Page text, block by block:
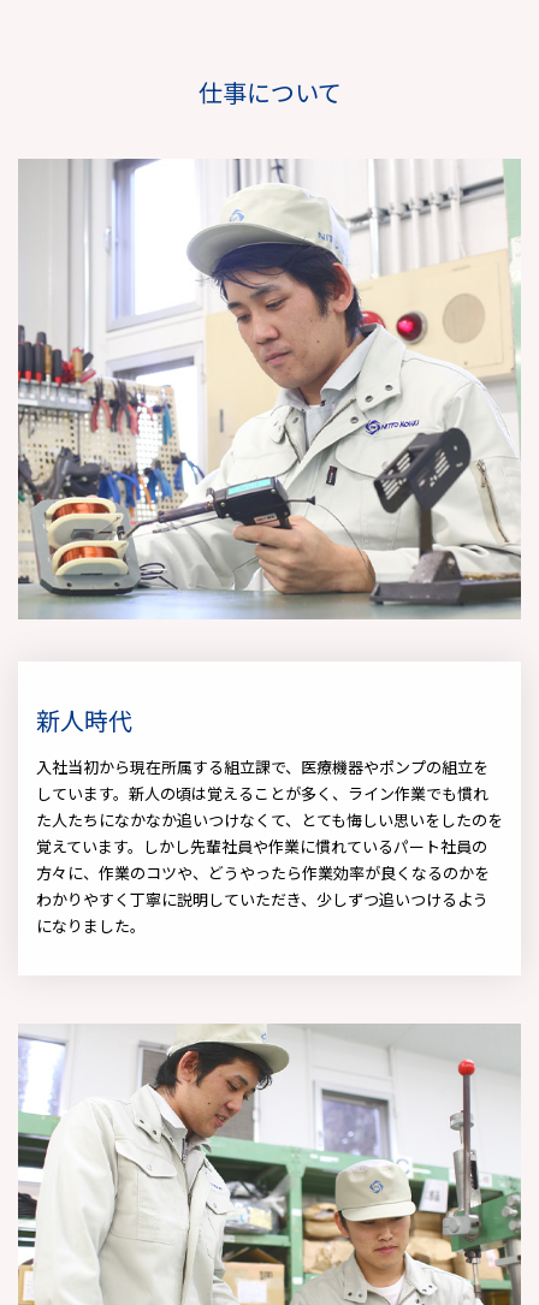
仕事について
新人時代
入社当初から現在所属する組立課で、医療機器やポンプの組立を
しています。新人の頃は覚えることが多く、ライン作業でも慣れ
た人たちになかなか追いつけなくて、とても悔しい思いをしたのを
覚えています。しかし先輩社員や作業に慣れているパート社員の
方々に、作業のコツや、どうやったら作業効率が良くなるのかを
わかりやすく丁寧に説明していただき、少しずつ追いつけるよう
になりました。